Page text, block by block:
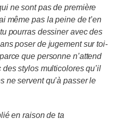
ne sont pas de première
même pas la peine de t’en
pourras dessiner avec des
poser de jugement sur toi-
que personne n’attend
des stylos multicolores qu’il
ne servent qu’à passer le
en raison de ta